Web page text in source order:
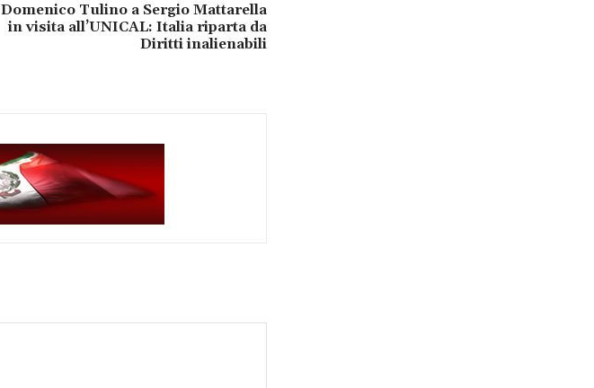
Domenico Tulino a Sergio Mattarella
in visita all’UNICAL: Italia riparta da
Diritti inalienabili